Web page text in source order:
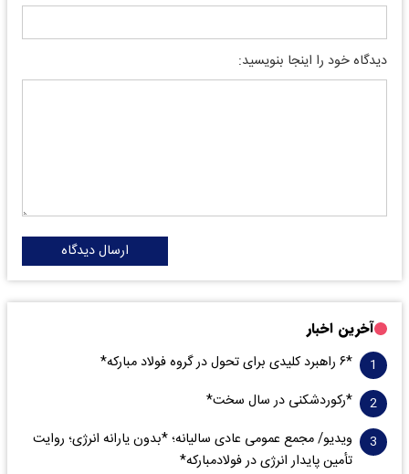
دیدگاه خود را اینجا بنویسید:
ارسال دیدگاه
آخرین اخبار
*۶ راهبرد کلیدی برای تحول در گروه فولاد مبارکه*
*رکوردشکنی در سال سخت*
ویدیو/ مجمع عمومی عادی سالیانه؛ *بدون یارانه انرژی؛ روایت
تأمین پایدار انرژی در فولادمبارکه*